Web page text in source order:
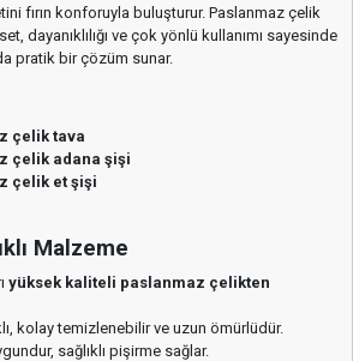
fırın konforuyla buluşturur. Paslanmaz çelik
dayanıklılığı ve çok yönlü kullanımı sayesinde
pratik bir çözüm sunar.
çelik tava
çelik adana şişi
çelik et şişi
Malzeme
yüksek kaliteli paslanmaz çelikten
kolay temizlenebilir ve uzun ömürlüdür.
sağlıklı pişirme sağlar.